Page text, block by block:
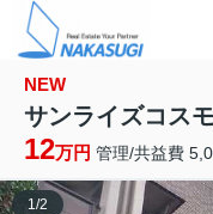
NEW
サンライズコス
12万円 管理/共益費
1/2